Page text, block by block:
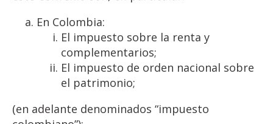
En Colombia:
El impuesto sobre la renta y
complementarios;
El impuesto de orden nacional sobre
el patrimonio;
(en adelante denominados “impuesto